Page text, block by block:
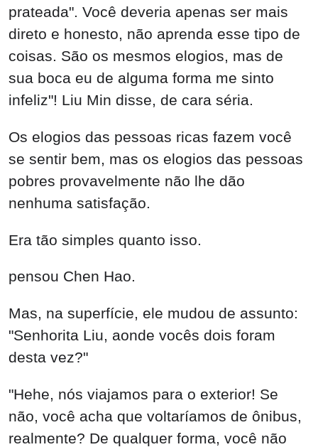
Era tão simples quanto isso.
pensou Chen Hao.
Mas, na superfície, ele mudou de assunto:
"Senhorita Liu, aonde vocês dois foram
desta vez?"
"Hehe, nós viajamos para o exterior! Se
não, você acha que voltaríamos de ônibus,
realmente? De qualquer forma, você não